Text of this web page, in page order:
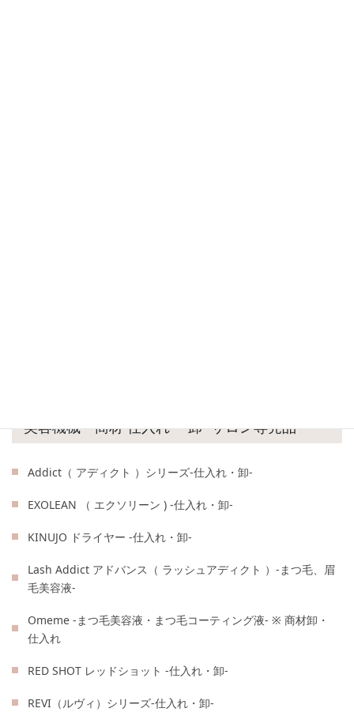
美容機械・商材 仕入れ ・卸 -サロン専売品-
Addict（ アディクト ）シリーズ-仕入れ・卸-
EXOLEAN （ エクソリーン ) -仕入れ・卸-
KINUJO ドライヤー -仕入れ・卸-
Lash Addict アドバンス（ ラッシュアディクト ）-まつ毛、眉
毛美容液-
Omeme -まつ毛美容液・まつ毛コーティング液- ※ 商材卸・
仕入れ
RED SHOT レッドショット -仕入れ・卸-
REVI（ルヴィ）シリーズ-仕入れ・卸-